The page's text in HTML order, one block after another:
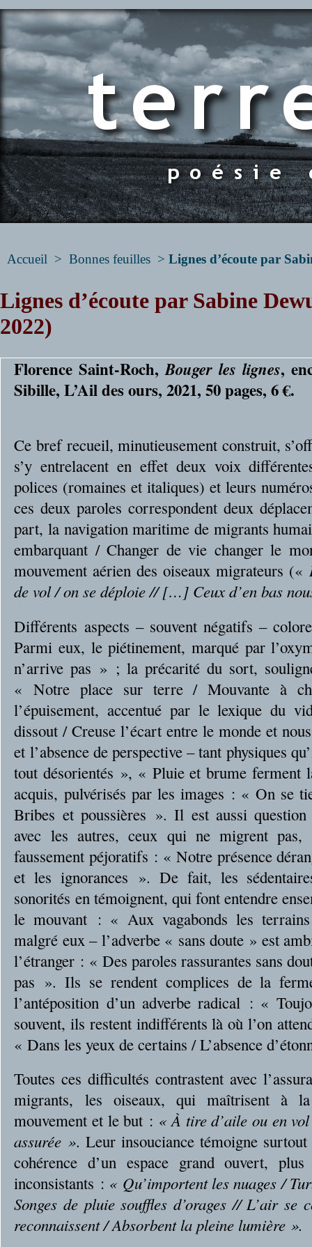
Accueil > Bonnes feuilles > Lignes d’écoute par
Lignes d’écoute par Sabine
2022)
Florence Saint-Roch,Bouger les lignes,
Sibille, L’Ail des ours, 2021, 50 pages, 6 €.
Ce bref recueil, minutieusement construit,
s’y entrelacent en effet deux voix
polices (romaines et italiques) et leurs
ces deux paroles correspondent deux
part, la navigation maritime de migrants
embarquant / Changer de vie changer le
mouvement aérien des oiseaux migrateurs («
de vol / on se déploie // […] Ceux d’en bas
Différents aspects – souvent négatifs –
Parmi eux, le piétinement, marqué par
n’arrive pas » ; la précarité du sort,
« Notre place sur terre / Mouvante à
l’épuisement, accentué par le lexique du
dissout / Creuse l’écart entre le monde et
et l’absence de perspective – tant physiques
tout désorientés », « Pluie et brume ferment
acquis, pulvérisés par les images : « On se
Bribes et poussières ». Il est aussi question
avec les autres, ceux qui ne migrent
faussement péjoratifs : « Notre présence
et les ignorances ». De fait, les
sonorités en témoignent, qui font entendre
le mouvant : « Aux vagabonds les
malgré eux – l’adverbe « sans doute » est
l’étranger : « Des paroles rassurantes sans
pas ». Ils se rendent complices de la
l’antéposition d’un adverbe radical : «
souvent, ils restent indifférents là où l’on
« Dans les yeux de certains / L’absence
Toutes ces difficultés contrastent avec
migrants, les oiseaux, qui maîtrisent à
mouvement et le but : « À tire d’aile ou en
assurée ». Leur insouciance témoigne surtout
cohérence d’un espace grand ouvert,
inconsistants : « Qu’importent les nuages /
Songes de pluie souffles d’orages // L’air
reconnaissent / Absorbent la pleine lumière ».